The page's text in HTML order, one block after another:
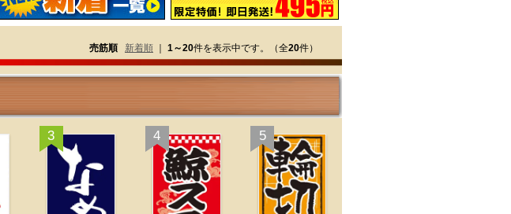
売筋順 新着順 1～20件を表示中です。（全20件）
3 4 5